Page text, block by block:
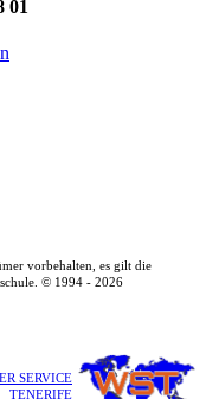
01
vorbehalten, es gilt die
© 1994 - 2026
SERVICE
TENERIFE